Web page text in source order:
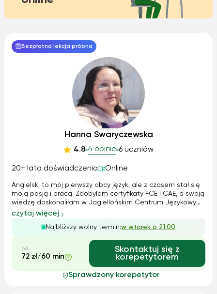
Bezpłatna lekcja próbna
Hanna Swaryczewska
4.8 4 opinie 6 uczniów
20+ lata doświadczenia Online
Angielski to mój pierwszy obcy język, ale z czasem stał się
moją pasją i pracą. Zdobyłam certyfikaty FCE i CAE, a swoją
wiedzę doskonaliłam w Jagiellońskim Centrum Językowym.
Pracowałam zarówno z dziećmi, jak i dorosłymi – od zajęć
indywidualnych po kursy dla korporacji. W nauczaniu łączę
metodę Cal...
czytaj więcej
Najbliższy wolny termin:w wtorek o 21:00
od
72 zł/60 min
Skontaktuj się z
korepetytorem
Sprawdzony korepetytor